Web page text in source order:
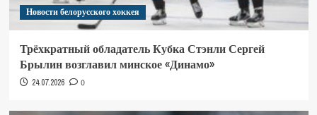
Новости белорусского хоккея
Трёхкратный обладатель Кубка Стэнли Сергей
Брылин возглавил минское «Динамо»
24.07.2026 0